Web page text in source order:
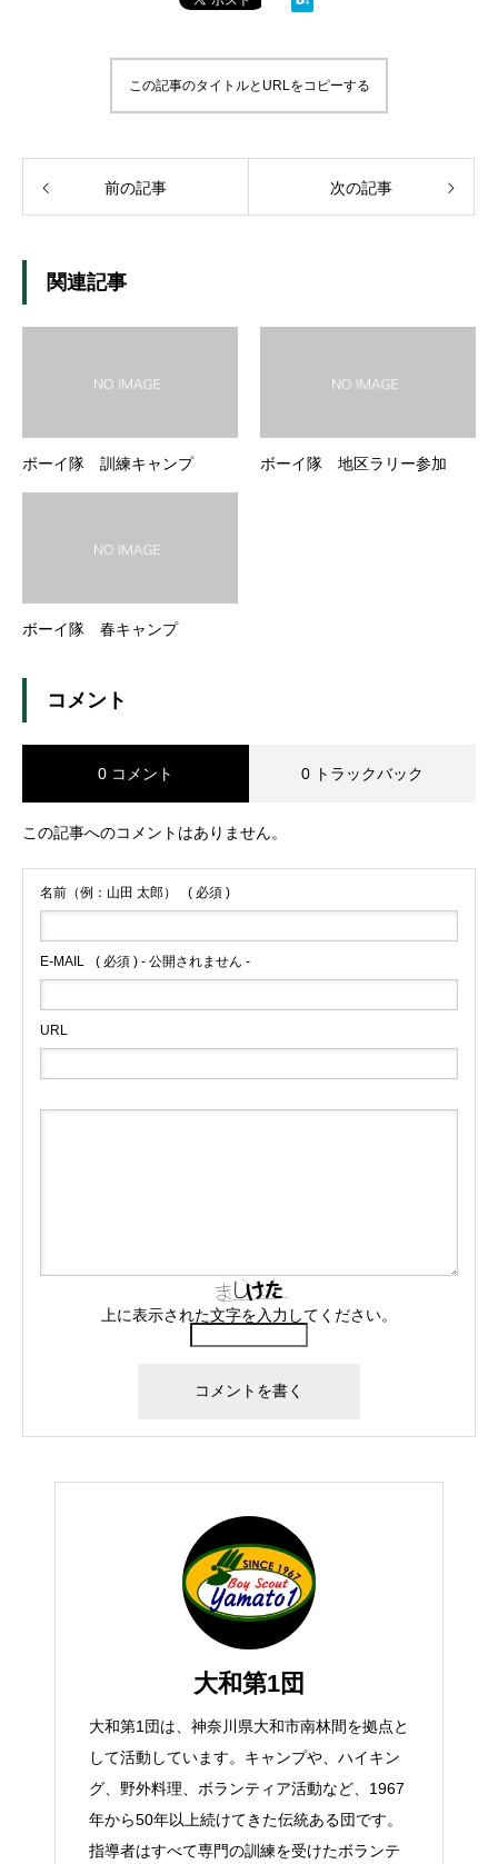
この記事のタイトルとURLをコピーする
前の記事 次の記事
関連記事
ボーイ隊 訓練キャンプ ボーイ隊 地区ラリー参加
ボーイ隊 春キャンプ
コメント
0 コメント 0 トラックバック
この記事へのコメントはありません。
名前（例：山田 太郎） ( 必須 )
E-MAIL ( 必須 ) - 公開されません -
URL
上に表示された文字を入力してください。
大和第1団
大和第1団は、神奈川県大和市南林間を拠点と
して活動しています。キャンプや、ハイキン
グ、野外料理、ボランティア活動など、1967
年から50年以上続けてきた伝統ある団です。
指導者はすべて専門の訓練を受けたボランテ